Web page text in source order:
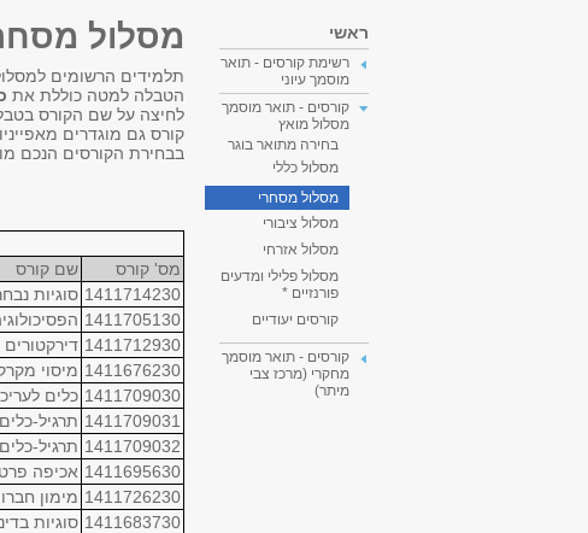
ראשי
רשימת קורסים - תואר
מוסמך עיוני
קורסים - תואר מוסמך
מסלול מואץ
בחירה מתואר בוגר
מסלול כללי
מסלול מסחרי
מסלול ציבורי
מסלול אזרחי
מסלול פלילי ומדעים
פורנזיים *
קורסים יעודיים
קורסים - תואר מוסמך
מחקרי (מרכז צבי
מיתר)
מסלול
תלמידים הרשומים
הטבלה למטה כוללת את
לחיצה על שם הקורס
קורס גם מוגדרים
בבחירת הקורסים הנכם
מס' קורס
שם קורס
1411714230 סוגיות
1411705130
1411712930
1411676230 מיסוי
1411709030 כלים
1411709031 תרגיל-
1411709032 תרגיל-
1411695630 אכיפה
1411726230 מימון
1411683730 סוגיות